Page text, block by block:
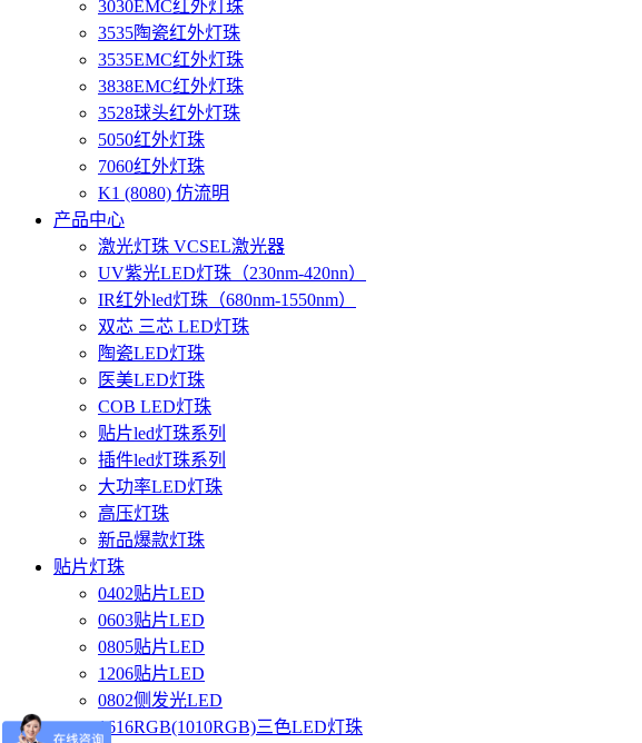
3030EMC红外灯珠
3535陶瓷红外灯珠
3535EMC红外灯珠
3838EMC红外灯珠
3528球头红外灯珠
5050红外灯珠
7060红外灯珠
K1 (8080) 仿流明
产品中心
激光灯珠 VCSEL激光器
UV紫光LED灯珠（230nm-420nn）
IR红外led灯珠（680nm-1550nm）
双芯 三芯 LED灯珠
陶瓷LED灯珠
医美LED灯珠
COB LED灯珠
贴片led灯珠系列
插件led灯珠系列
大功率LED灯珠
高压灯珠
新品爆款灯珠
贴片灯珠
0402贴片LED
0603贴片LED
0805贴片LED
1206贴片LED
0802侧发光LED
1616RGB(1010RGB)三色LED灯珠